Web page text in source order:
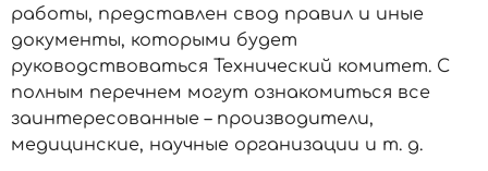
работы, представлен свод правил и иные
документы, которыми будет
руководствоваться Технический комитет. С
полным перечнем могут ознакомиться все
заинтересованные – производители,
медицинские, научные организации и т. д.